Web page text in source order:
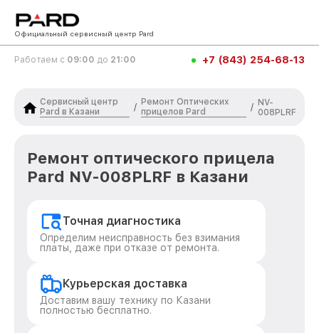
Официальный сервисный центр Pard
Работаем с 09:00 до 21:00 +7 (843) 254-68-13
Сервисный центр
Pard в Казани
/
Ремонт Оптических
прицелов Pard
/ NV-
008PLRF
Ремонт оптического прицела
Pard NV-008PLRF в Казани
Точная диагностика
Определим неисправность без взимания
платы, даже при отказе от ремонта.
Курьерская доставка
Доставим вашу технику по Казани
полностью бесплатно.